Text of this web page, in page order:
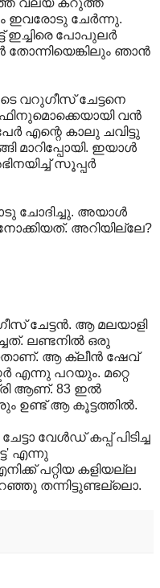
ഇവരോടു ചേർന്നു.
ഇച്ചിരെ പോപുലർ
ഞാൻ
വറുഗീസ് ചേട്ടനെ
വൻ
എന്റെ കാലു ചവിട്ടു
മാറിപ്പോയി. ഇയാൾ
സൂപ്പർ
ചോദിച്ചു. അയാൾ
അറിയില്ലേ?
ചേട്ടൻ. ആ മലയാളി
ലണ്ടനിൽ ഒരു
ആ ക്ലീൻ ഷേവ്
എന്നു പറയും. മറ്റെ
ആണ്. 83 ഇൽ
ഉണ്ട് ആ കൂട്ടത്തിൽ.
വേൾഡ് കപ്പ് പിടിച്ച
എന്നു
പറ്റിയ കളിയല്ല
തന്നിട്ടുണ്ടല്ലൊ.